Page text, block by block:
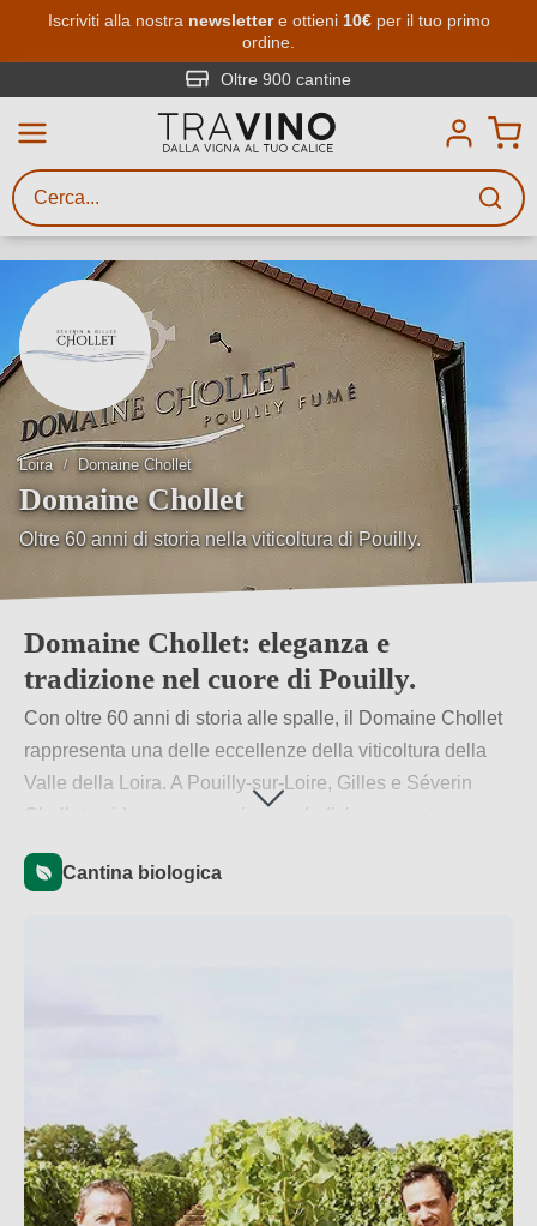
Passa al contenuto principale
Iscriviti alla nostra newslettere ottieni 10€per il tuo primo
ordine.
Oltre 900 cantine
Loira Domaine Chollet
Domaine Chollet
Oltre 60 anni di storia nella viticoltura di Pouilly.
Viticoltura biologica su suoli calcarei e sabbiosi.
Domaine Chollet: eleganza e
tradizione nel cuore di Pouilly.
Con oltre 60 anni di storia alle spalle, il Domaine Chollet
rappresenta una delle eccellenze della viticoltura della
Valle della Loira. A Pouilly-sur-Loire, Gilles e Séverin
Chollet guidano con passione e dedizione questa
fondono in una filosofia che mette al centro la qualità e il
Cantina biologica
Ricerca vini
Inserisci almeno 3 caratteri
gusto, occasione, nome del vino,
vitigno, regione, cantina o altri
criteri.